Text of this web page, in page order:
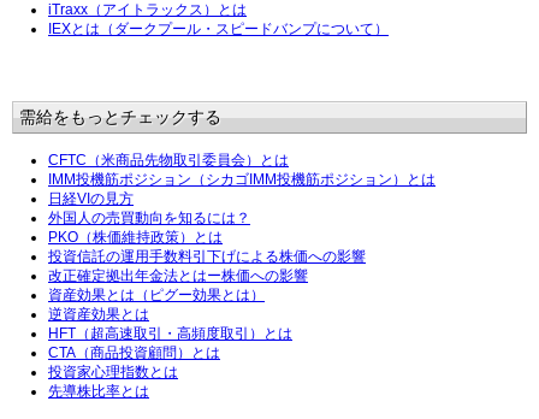
iTraxx（アイトラックス）とは
IEXとは（ダークプール・スピードバンプについて）
需給をもっとチェックする
CFTC（米商品先物取引委員会）とは
IMM投機筋ポジション（シカゴIMM投機筋ポジション）とは
日経VIの見方
外国人の売買動向を知るには？
PKO（株価維持政策）とは
投資信託の運用手数料引下げによる株価への影響
改正確定拠出年金法とはー株価への影響
資産効果とは（ピグー効果とは）
逆資産効果とは
HFT（超高速取引・高頻度取引）とは
CTA（商品投資顧問）とは
投資家心理指数とは
先導株比率とは